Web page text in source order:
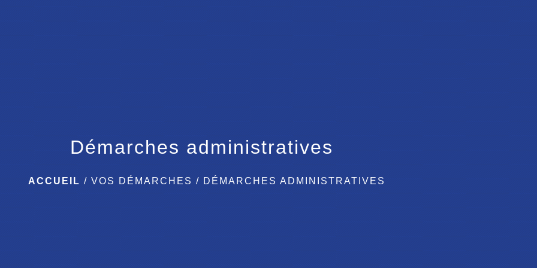
Démarches administratives
ACCUEIL / VOS DÉMARCHES / DÉMARCHES ADMINISTRATIVES